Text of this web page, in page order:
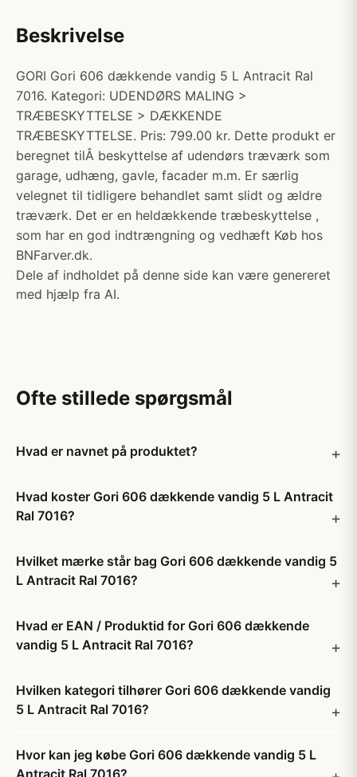
Beskrivelse
GORI Gori 606 dækkende vandig 5 L Antracit Ral
7016. Kategori: UDENDØRS MALING >
TRÆBESKYTTELSE > DÆKKENDE
TRÆBESKYTTELSE. Pris: 799.00 kr. Dette produkt er
beregnet tilÂ beskyttelse af udendørs træværk som
garage, udhæng, gavle, facader m.m. Er særlig
velegnet til tidligere behandlet samt slidt og ældre
træværk. Det er en heldækkende træbeskyttelse ,
som har en god indtrængning og vedhæft Køb hos
BNFarver.dk.
Dele af indholdet på denne side kan være genereret
med hjælp fra AI.
Ofte stillede spørgsmål
Hvad er navnet på produktet?
Hvad koster Gori 606 dækkende vandig 5 L Antracit
Ral 7016?
Hvilket mærke står bag Gori 606 dækkende vandig 5
L Antracit Ral 7016?
Hvad er EAN / Produktid for Gori 606 dækkende
vandig 5 L Antracit Ral 7016?
Hvilken kategori tilhører Gori 606 dækkende vandig
5 L Antracit Ral 7016?
Hvor kan jeg købe Gori 606 dækkende vandig 5 L
Antracit Ral 7016?